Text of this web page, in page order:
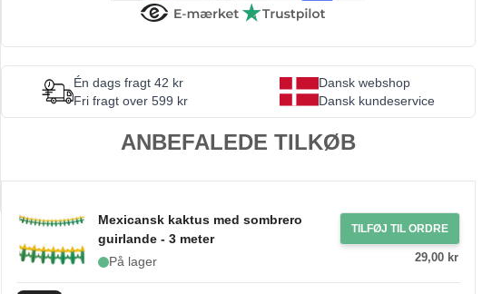
Én dags fragt 42 kr
Fri fragt over 599 kr
Dansk webshop
Dansk kundeservice
ANBEFALEDE TILKØB
Mexicansk kaktus med sombrero
guirlande - 3 meter
På lager
TILFØJ TIL ORDRE
29,00 kr